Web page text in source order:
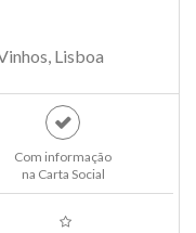
Lisboa
Com informação
na Carta Social